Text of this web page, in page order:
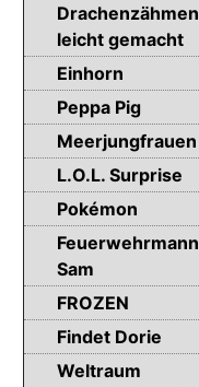
Drachenzähmen
leicht gemacht
Einhorn
Peppa Pig
Meerjungfrauen
L.O.L. Surprise
Pokémon
Feuerwehrmann
Sam
FROZEN
Findet Dorie
Weltraum